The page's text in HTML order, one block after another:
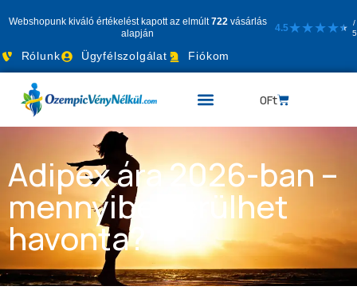
Webshopunk kiváló értékelést kapott az elmúlt722vásárlás
alapján
4.5 ★★★★★
★
/
5
Rólunk Ügyfélszolgálat Fiókom
0Ft
Adipex ára 2026-ban –
mennyibe kerülhet
havonta?